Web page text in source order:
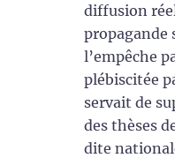
diffusion
propagande
l’empêche
plébiscitée
servait de
des thèses
dite